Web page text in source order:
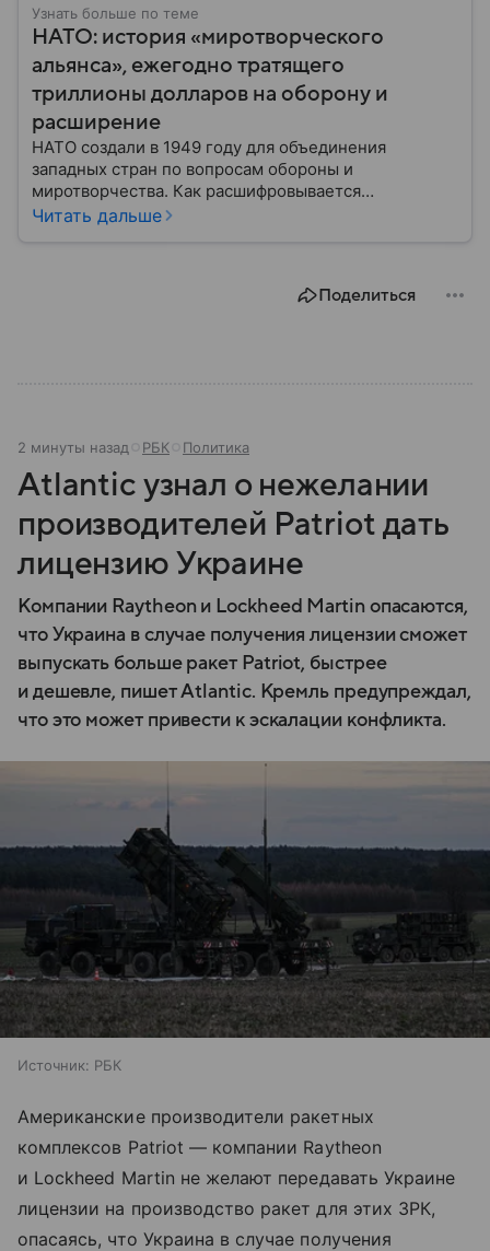
Узнать больше по теме
НАТО: история «миротворческого
альянса», ежегодно тратящего
триллионы долларов на оборону и
расширение
НАТО создали в 1949 году для объединения
западных стран по вопросам обороны и
миротворчества. Как расшифровывается
аббревиатура, для чего задумывали группировку и к
Читать дальше
Поделиться
2 минуты назад РБК Политика
Atlantic узнал о нежелании
производителей Patriot дать
лицензию Украине
Компании Raytheon и Lockheed Martin опасаются,
что Украина в случае получения лицензии сможет
выпускать больше ракет Patriot, быстрее
и дешевле, пишет Atlantic. Кремль предупреждал,
что это может привести к эскалации конфликта.
Источник: РБК
Американские производители ракетных
комплексов Patriot — компании Raytheon
и Lockheed Martin не желают передавать Украине
лицензии на производство ракет для этих ЗРК,
опасаясь, что Украина в случае получения